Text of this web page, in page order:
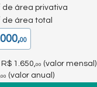
de área privativa
de área total
00
1.650,00 (valor mensal)
00 (valor anual)